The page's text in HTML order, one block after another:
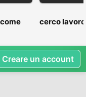
cerco
Creare un account